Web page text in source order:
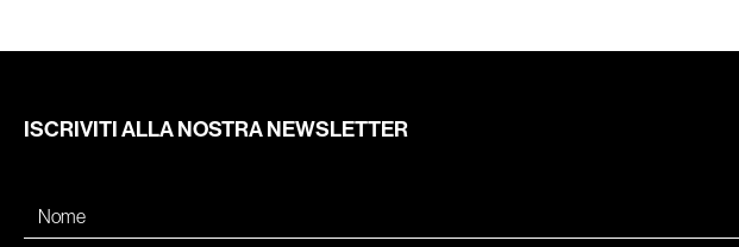
ISCRIVITI ALLA NOSTRA NEWSLETTER